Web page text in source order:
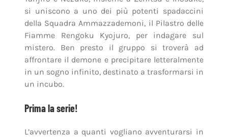
si uniscono a uno dei più potenti spadaccini
della Squadra Ammazzademoni, il Pilastro delle
Fiamme Rengoku Kyojuro, per indagare sul
mistero. Ben presto il gruppo si troverà ad
affrontare il demone e precipitare letteralmente
in un sogno infinito, destinato a trasformarsi in
un incubo.
Prima la serie!
L’avvertenza a quanti vogliano avventurarsi in